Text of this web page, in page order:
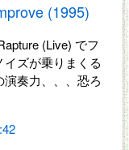
(1995)
(Live) でフ
ズが乗りまくる
奏力、、、恐ろ